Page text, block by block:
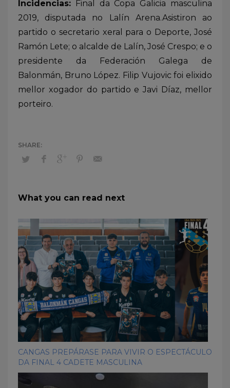
Incidencias: Final da Copa Galicia masculina
2019, disputada no Lalín Arena.Asistiron ao
partido o secretario xeral para o Deporte, José
Ramón Lete; o alcalde de Lalín, José Crespo; e o
presidente da Federación Galega de
Balonmán, Bruno López. Filip Vujovic foi elixido
mellor xogador do partido e Javi Díaz, mellor
porteiro.
What you can read next
CANGAS PREPÁRASE PARA VIVIR O ESPECTÁCULO
DA FINAL 4 CADETE MASCULINA